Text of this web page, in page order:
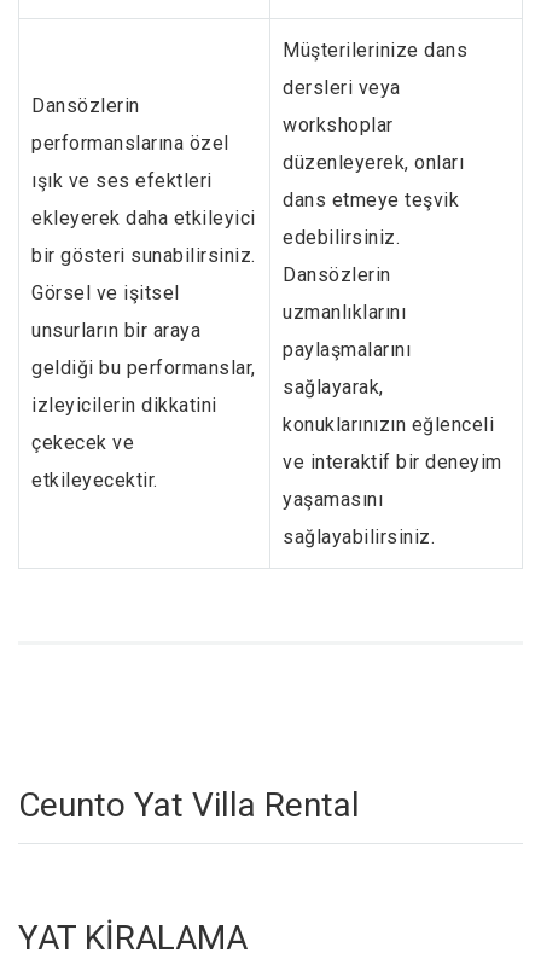
Dansözlerin
performanslarına özel
ışık ve ses efektleri
ekleyerek daha etkileyici
bir gösteri sunabilirsiniz.
Görsel ve işitsel
unsurların bir araya
geldiği bu performanslar,
izleyicilerin dikkatini
çekecek ve
etkileyecektir.
Müşterilerinize dans
dersleri veya
workshoplar
düzenleyerek, onları
dans etmeye teşvik
edebilirsiniz.
Dansözlerin
uzmanlıklarını
paylaşmalarını
sağlayarak,
konuklarınızın eğlenceli
ve interaktif bir deneyim
yaşamasını
sağlayabilirsiniz.
Ceunto Yat Villa Rental
YAT KİRALAMA